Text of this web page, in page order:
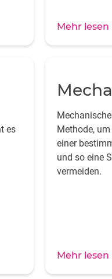
Mehr lesen
es
Methode,
einer
und so eine
vermeiden.
Mehr lesen